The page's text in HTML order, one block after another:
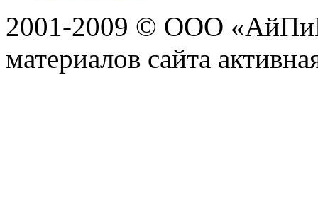
2001-2009 © ООО
материалов сайта